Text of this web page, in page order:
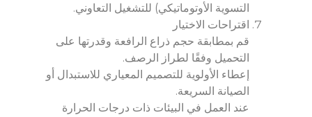
التسوية الأوتوماتيكي) للتشغيل التعاوني.
اقتراحات الاختيار
قم بمطابقة حجم ذراع الرافعة وقدرتها على
التحميل وفقًا لطراز الرصف.
إعطاء الأولوية للتصميم المعياري للاستبدال أو
الصيانة السريعة.
عند العمل في البيئات ذات درجات الحرارة